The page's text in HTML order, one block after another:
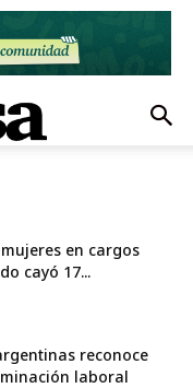
en cargos
cayó 17...
reconoce
laboral